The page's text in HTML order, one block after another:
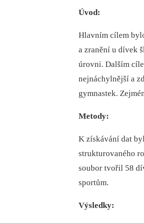
Úvod:
Hlavním cílem
a zranění u dívek
úrovni. Dalším
nejnáchylnější a
gymnastek.
Metody:
K získávání dat
strukturovaného
soubor tvořil 58
sportům.
Výsledky: